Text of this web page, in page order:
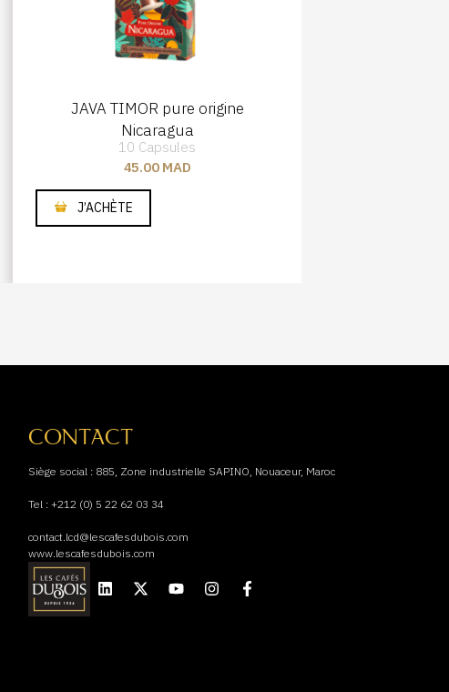
JAVA TIMOR pure origine
Nicaragua
10 Capsules
45.00 MAD
J’ACHÈTE
CONTACT
Siège social : 885, Zone industrielle SAPINO, Nouaceur, Maroc
Tel : +212 (0) 5 22 62 03 34
contact.lcd@lescafesdubois.com
www.lescafesdubois.com